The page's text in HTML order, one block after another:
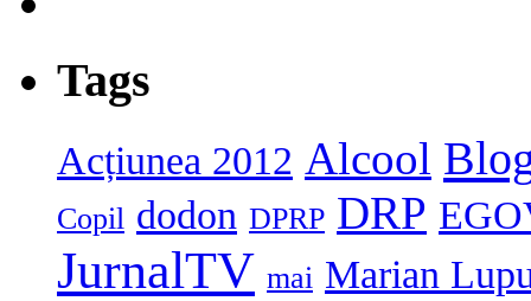
Tags
Acțiunea 2012 Alcool
Copil dodon DPRP DRP
JurnalTV mai Marian